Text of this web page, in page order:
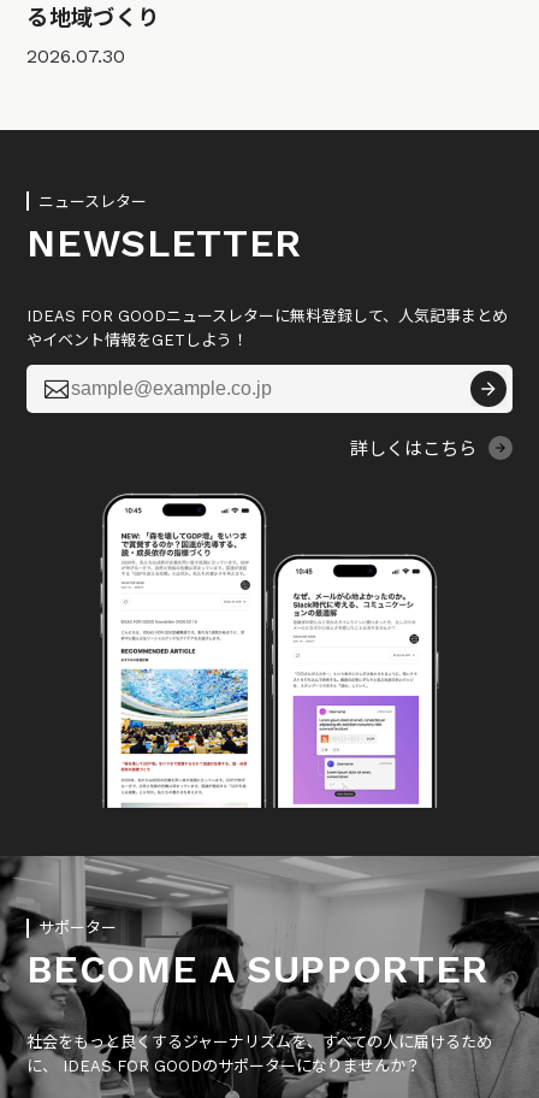
る地域づくり
2026.07.30
ニュースレター
NEWSLETTER
IDEAS FOR GOODニュースレターに無料登録して、人気記事まとめ
やイベント情報をGETしよう！

詳しくはこちら
サポーター
BECOME A SUPPORTER
社会をもっと良くするジャーナリズムを、すべての人に届けるため
に、 IDEAS FOR GOODのサポーターになりませんか？